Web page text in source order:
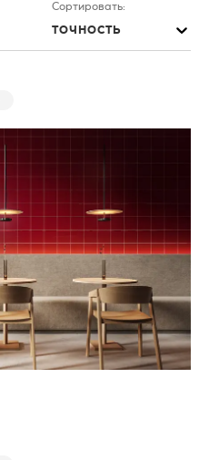
Сортировать:
ТОЧНОСТЬ